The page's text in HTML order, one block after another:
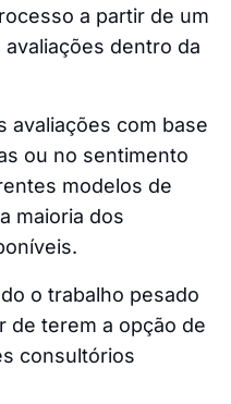
a partir de um
dentro da
avaliações com base
ou no sentimento
modelos de
maioria dos
o trabalho pesado
de terem a opção de
consultórios